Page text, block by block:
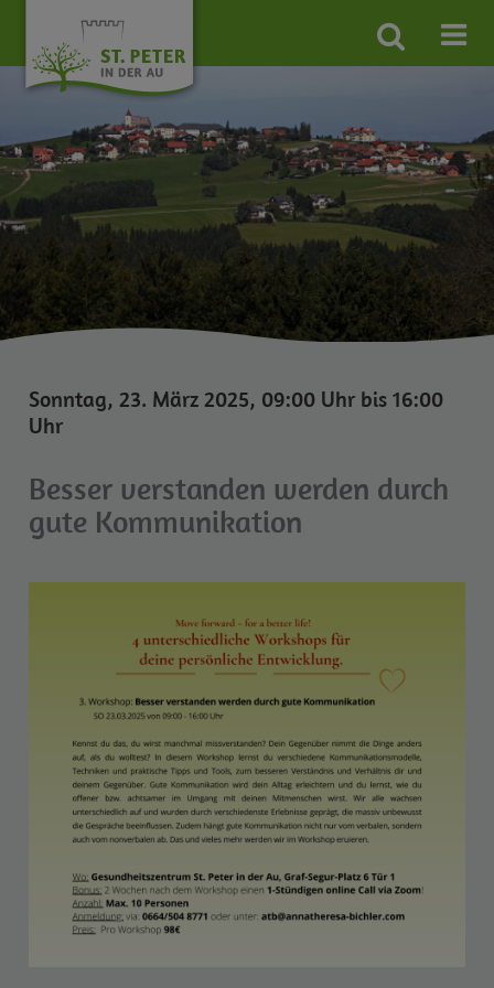
Site
search
Sonntag, 23. März 2025, 09:00 Uhr bis 16:00
Uhr
Besser verstanden werden durch
gute Kommunikation